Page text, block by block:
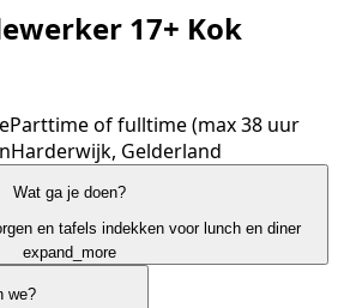
17+ Kok
Parttime of fulltime (max 38 uur
Harderwijk, Gelderland
Wat ga je doen?
en tafels indekken voor lunch en diner
expand_more
we?